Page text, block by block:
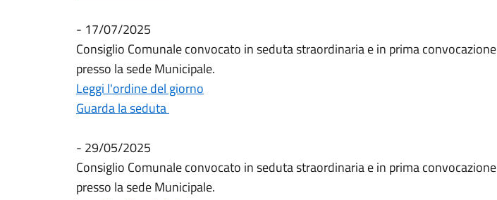
- 17/07/2025
Consiglio Comunale convocato in seduta straordinaria e in prima convocazione
presso la sede Municipale.
Leggi l'ordine del giorno
Guarda la seduta
- 29/05/2025
Consiglio Comunale convocato in seduta straordinaria e in prima convocazione
presso la sede Municipale.